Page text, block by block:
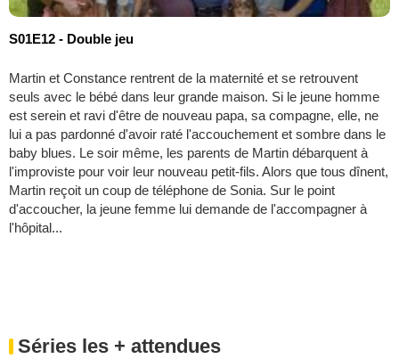
S01E12 - Double jeu
Martin et Constance rentrent de la maternité et se retrouvent
seuls avec le bébé dans leur grande maison. Si le jeune homme
est serein et ravi d'être de nouveau papa, sa compagne, elle, ne
lui a pas pardonné d'avoir raté l'accouchement et sombre dans le
baby blues. Le soir même, les parents de Martin débarquent à
l'improviste pour voir leur nouveau petit-fils. Alors que tous dînent,
Martin reçoit un coup de téléphone de Sonia. Sur le point
d'accoucher, la jeune femme lui demande de l'accompagner à
l'hôpital...
Séries les + attendues